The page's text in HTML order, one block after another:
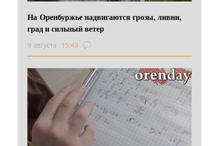
На Оренбуржье надвигаются грозы, ливни,
град и сильный ветер
9 августа 15:49